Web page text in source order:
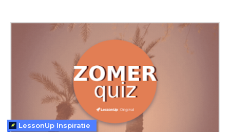
LessonUp Inspiratie